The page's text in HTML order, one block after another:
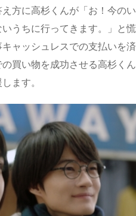
方に高杉くんが「お！今の
うちに行ってきます。」と
ャッシュレスでの支払いを済
買い物を成功させる高杉く
ます。